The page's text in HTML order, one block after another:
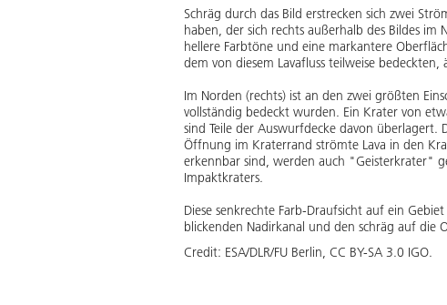
Schräg durch das Bild erstrecken sich zwei
haben, der sich rechts außerhalb des Bildes
hellere Farbtöne und eine markantere
dem von diesem Lavafluss teilweise
Im Norden (rechts) ist an den zwei größten
vollständig bedeckt wurden. Ein Krater von
sind Teile der Auswurfdecke davon
Öffnung im Kraterrand strömte Lava in den
erkennbar sind, werden auch "Geisterkrater"
Impaktkraters.
Diese senkrechte Farb-Draufsicht auf ein
blickenden Nadirkanal und den schräg auf die
Credit: ESA/DLR/FU Berlin, CC BY-SA 3.0 IGO.